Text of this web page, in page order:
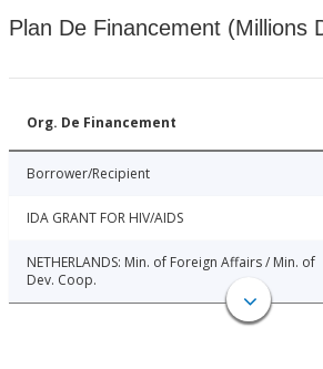
Plan De Financement (Millions
Org. De Financement
Borrower/Recipient
IDA GRANT FOR HIV/AIDS
NETHERLANDS: Min. of Foreign Affairs / Min. of
Dev. Coop.